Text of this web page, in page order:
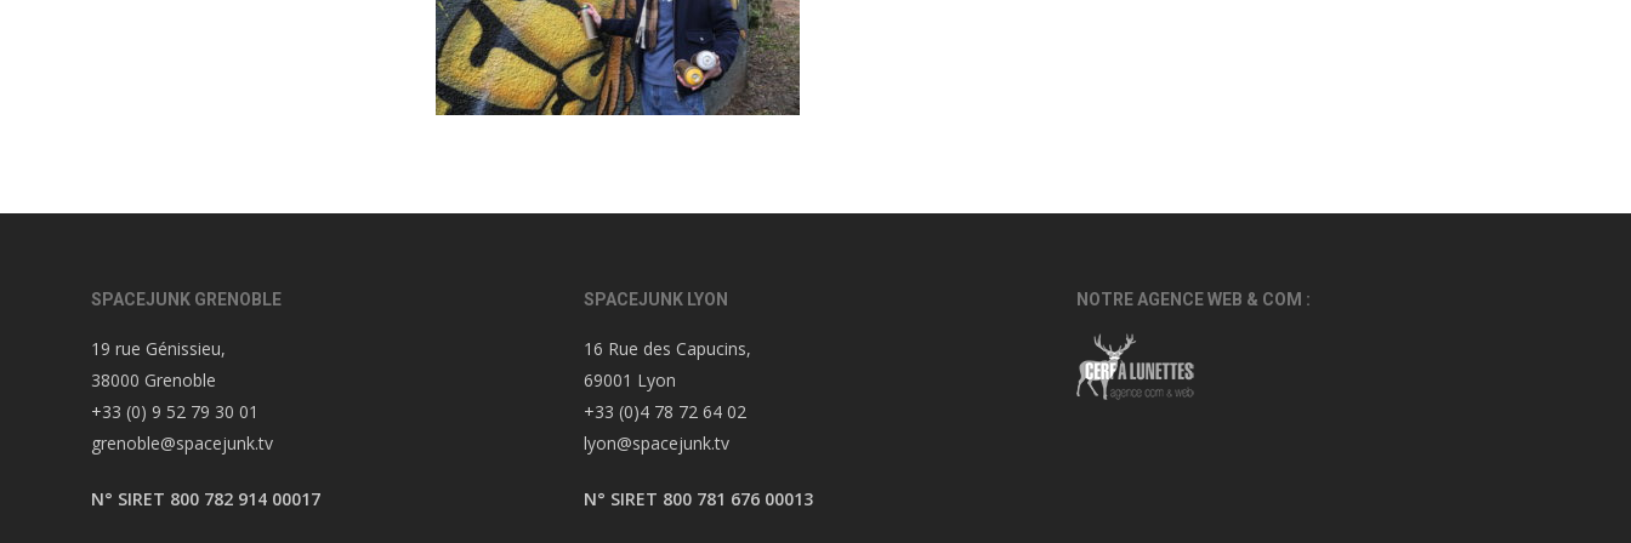
SPACEJUNK GRENOBLE
19 rue Génissieu,
38000 Grenoble
+33 (0) 9 52 79 30 01
grenoble@spacejunk.tv
N° SIRET 800 782 914 00017
SPACEJUNK LYON
16 Rue des Capucins,
69001 Lyon
+33 (0)4 78 72 64 02
lyon@spacejunk.tv
N° SIRET 800 781 676 00013
NOTRE AGENCE WEB & COM :